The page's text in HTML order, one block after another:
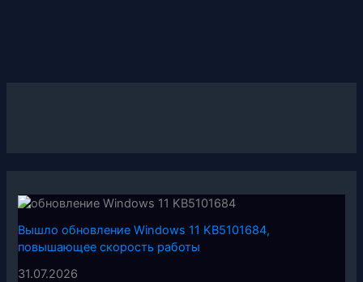
Вышло обновление Windows 11 KB5101684,
повышающее скорость работы
31.07.2026